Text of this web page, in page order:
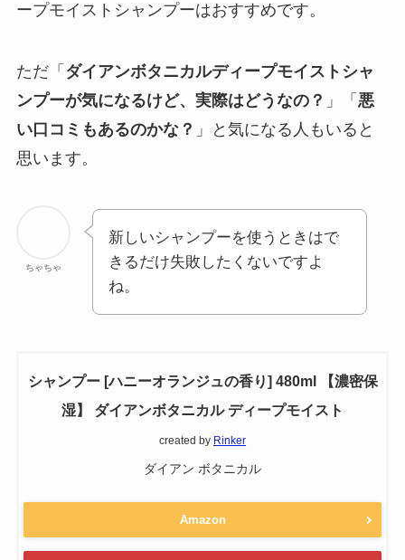
ープモイストシャンプーはおすすめです。
ただ「 ダイアンボタニカルディープモイストシャ
ンプーが気になるけど、実際はどうなの？ 」「 悪
い口コミもあるのかな？ 」と気になる人もいると
思います。
ちゃちゃ
新しいシャンプーを使うときはで
きるだけ失敗したくないですよ
ね。
シャンプー [ハニーオランジュの香り] 480ml 【濃密保
湿】 ダイアンボタニカル ディープモイスト
created by Rinker
ダイアン ボタニカル
Amazon